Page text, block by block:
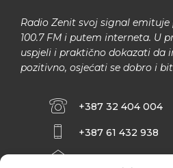
Radio Zenit svoj signal
100.7 FM i putem interneta. U
uspjeli i praktično dokazati da
pozitivno, osjećati se dobro i
+387 32 404 004
+387 61 432 938
INFO@ZENIT.BA